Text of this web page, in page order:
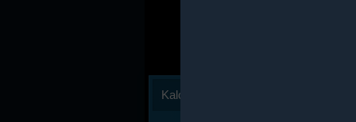
Kalóriaszámlálás